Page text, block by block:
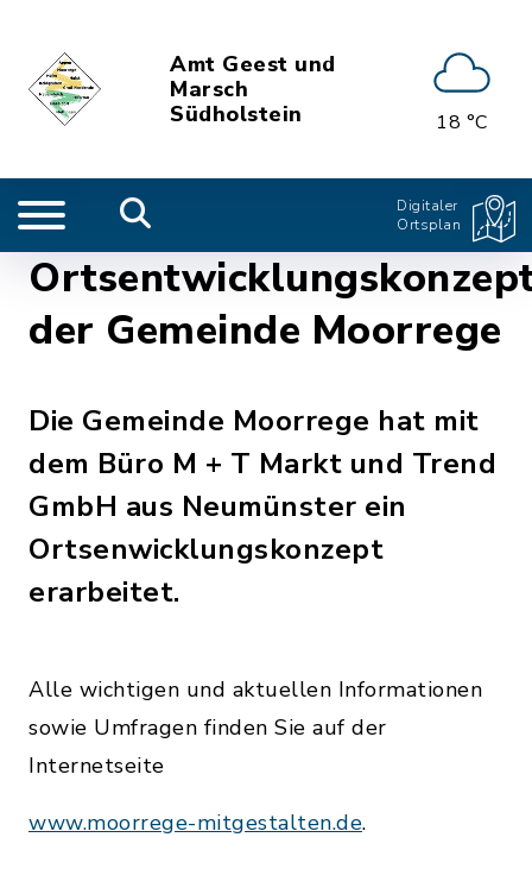
Amt Geest und
Marsch
Südholstein
18 °C
Digitaler
Ortsplan
der Gemeinde Moorrege
Die Gemeinde Moorrege hat mit
dem Büro M + T Markt und Trend
GmbH aus Neumünster ein
Ortsenwicklungskonzept
erarbeitet.
Alle wichtigen und aktuellen Informationen
sowie Umfragen finden Sie auf der
Internetseite
www.moorrege-mitgestalten.de.